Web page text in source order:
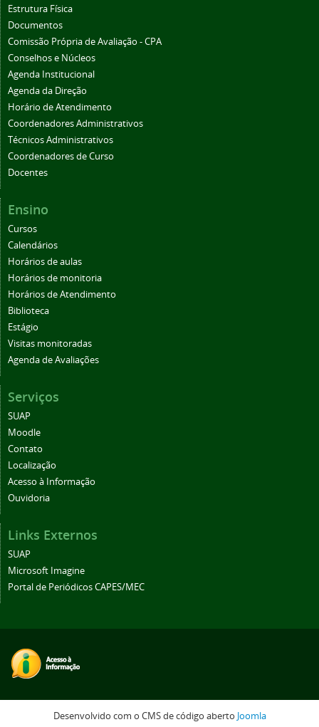
Estrutura Física
Documentos
Comissão Própria de Avaliação - CPA
Conselhos e Núcleos
Agenda Institucional
Agenda da Direção
Horário de Atendimento
Coordenadores Administrativos
Técnicos Administrativos
Coordenadores de Curso
Docentes
Ensino
Cursos
Calendários
Horários de aulas
Horários de monitoria
Horários de Atendimento
Biblioteca
Estágio
Visitas monitoradas
Agenda de Avaliações
Serviços
SUAP
Moodle
Contato
Localização
Acesso à Informação
Ouvidoria
Links Externos
SUAP
Microsoft Imagine
Portal de Periódicos CAPES/MEC
Desenvolvido com o CMS de código aberto Joomla